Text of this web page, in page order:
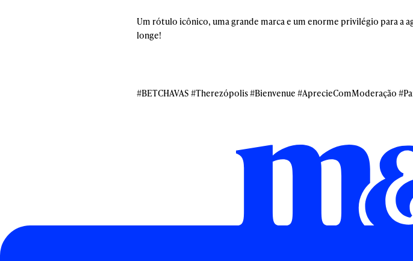
Um rótulo icônico, uma grande marca e um enorme privilégio para a
longe!
#BETCHAVAS #Therezópolis #Bienvenue #AprecieComModeração